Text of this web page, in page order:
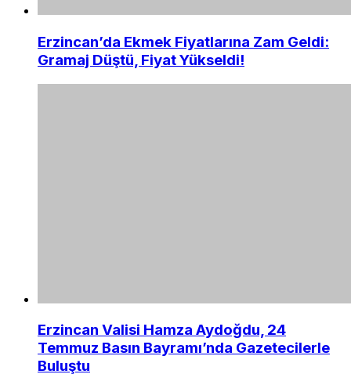
Erzincan’da Ekmek Fiyatlarına Zam Geldi:
Gramaj Düştü, Fiyat Yükseldi!
Erzincan Valisi Hamza Aydoğdu, 24
Temmuz Basın Bayramı’nda Gazetecilerle
Buluştu